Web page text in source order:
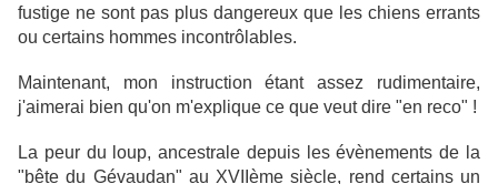
fustige ne sont pas plus dangereux que les chiens errants
ou certains hommes incontrôlables.
Maintenant, mon instruction étant assez rudimentaire,
j'aimerai bien qu'on m'explique ce que veut dire "en reco" !
La peur du loup, ancestrale depuis les évènements de la
"bête du Gévaudan" au XVIIème siècle, rend certains un